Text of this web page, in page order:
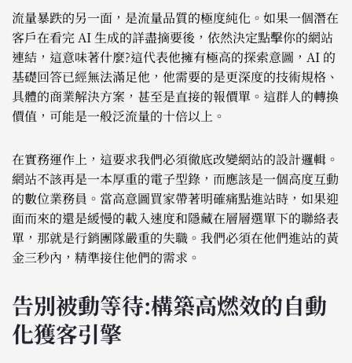
流量暴跌的另一面，是流量品質的極度純化。如果一個潛在
客戶在看完 AI 生成的詳盡摘要後，依然決定點擊你的網站
連結，這意味著什麼?這代表他擁有極高的探索意圖，AI 的
基礎回答已經無法滿足他，他需要的是更深度的技術規格、
具體的商業解決方案，甚至是直接的報價單。這群人的轉換
價值，可能是一般泛流量的十倍以上。
在實務運作上，這要求我們必須徹底改變網站的設計邏輯。
網站不該再是一本厚重的電子型錄，而應該是一個高度互動
的數位業務員。當高意圖買家帶著明確痛點進站時，如果迎
面而來的還是緩慢的載入速度和隱藏在層層選單下的聯絡表
單，那就是行銷團隊嚴重的失職。我們必須在他們進站的黃
金三秒內，精準接住他們的需求。
告別被動等待:構築高燃效的自動
化獲客引擎